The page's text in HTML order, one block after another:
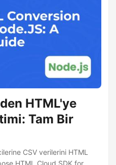
HTML'ye
Tam Bir
CSV verilerini HTML
Cloud SDK for